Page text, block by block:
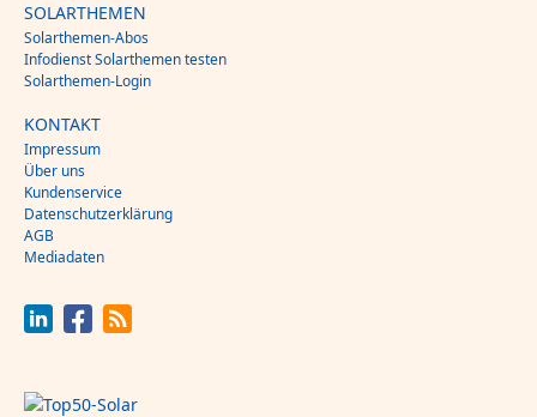
SOLARTHEMEN
Solarthemen-Abos
Infodienst Solarthemen testen
Solarthemen-Login
KONTAKT
Impressum
Über uns
Kundenservice
Datenschutzerklärung
AGB
Mediadaten